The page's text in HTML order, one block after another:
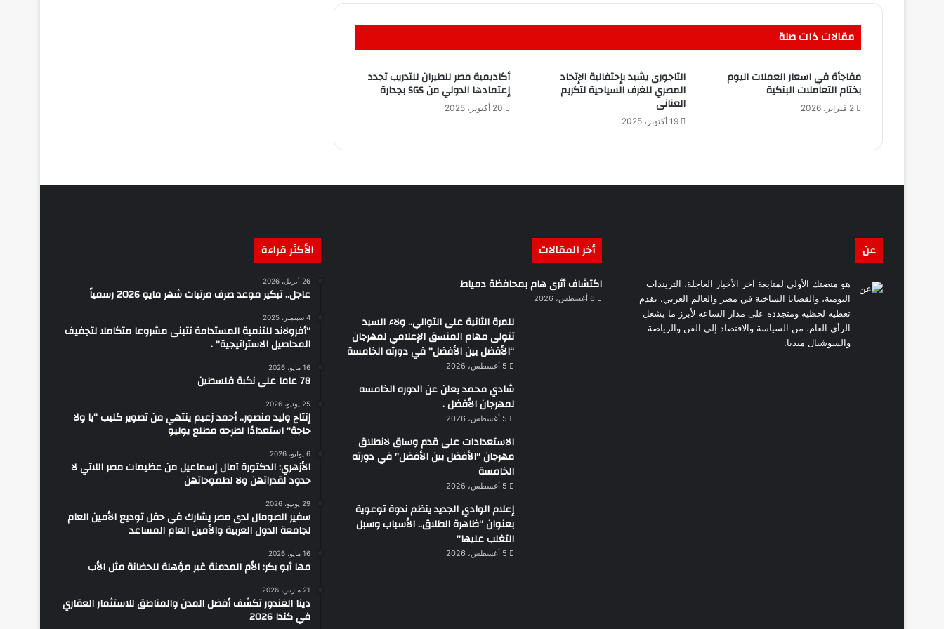
مقالات ذات صلة
مفاجأة في اسعار العملات اليوم
بختام التعاملات البنكية
2 فبراير، 2026
التاجورى يشيد بإحتفالية الإتحاد
المصري للغرف السياحية لتكريم
العنانى
19 أكتوبر، 2025
أكاديمية مصر للطيران للتدريب تجدد
إعتمادها الدولي من SGS بجدارة
20 أكتوبر، 2025
عن
هو منصتك الأولى لمتابعة آخر الأخبار العاجلة، التريندات
اليومية، والقضايا الساخنة في مصر والعالم العربي. نقدم
تغطية لحظية ومتجددة على مدار الساعة لأبرز ما يشغل
الرأي العام، من السياسة والاقتصاد إلى الفن والرياضة
والسوشيال ميديا.
أخر المقالات
اكتشاف أثرى هام بمحافظة دمياط
6 أغسطس، 2026
للمرة الثانية على التوالي.. ولاء السيد
تتولى مهام المنسق الإعلامي لمهرجان
“الأفضل بين الأفضل” في دورته الخامسة
5 أغسطس، 2026
شادي محمد يعلن عن الدوره الخامسه
لمهرجان الأفضل .
5 أغسطس، 2026
الاستعدادات على قدم وساق لانطلاق
مهرجان “الأفضل بين الأفضل” في دورته
الخامسة
5 أغسطس، 2026
إعلام الوادي الجديد ينظم ندوة توعوية
بعنوان “ظاهرة الطلاق.. الأسباب وسبل
التغلب عليها”
5 أغسطس، 2026
الأكثر قراءة
26 أبريل، 2026
عاجل.. تبكير موعد صرف مرتبات شهر مايو 2026 رسمياً
4 سبتمبر، 2025
“أفرولاند للتنمية المستدامة تتبنى مشروعا متكاملا لتجفيف
المحاصيل الاستراتيجية” .
16 مايو، 2026
78 عاما على نكبة فلسطين
25 يونيو، 2026
إنتاج وليد منصور.. أحمد زعيم ينتهي من تصوير كليب “يا ولا
حاجة” استعدادًا لطرحه مطلع يوليو
6 يوليو، 2026
الأزهري: الدكتورة آمال إسماعيل من عظيمات مصر اللاتي لا
حدود لقدراتهن ولا لطموحاتهن
29 يونيو، 2026
سفير الصومال لدى مصر يشارك في حفل توديع الأمين العام
لجامعة الدول العربية والأمين العام المساعد
16 مايو، 2026
مها أبو بكر: الأم المدمنة غير مؤهلة للحضانة مثل الأب
21 مارس، 2026
دينا الغندور تكشف أفضل المدن والمناطق للاستثمار العقاري
في كندا 2026